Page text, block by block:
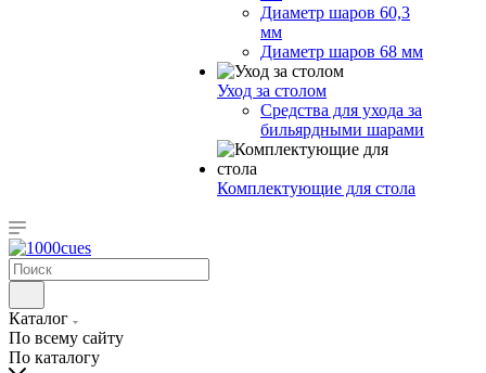
Диаметр шаров 60,3
мм
Диаметр шаров 68 мм
Уход за столом
Средства для ухода за
бильярдными шарами
Комплектующие для стола
Каталог
По всему сайту
По каталогу